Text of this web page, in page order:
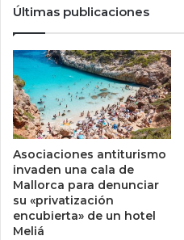
Últimas publicaciones
Asociaciones antiturismo
invaden una cala de
Mallorca para denunciar
su «privatización
encubierta» de un hotel
Meliá